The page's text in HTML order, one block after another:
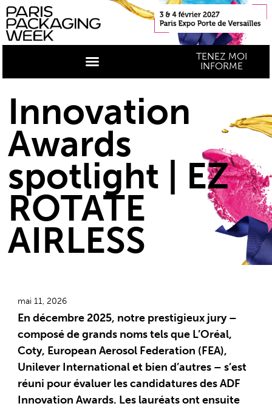
TENEZ MOI
INFORME
Innovation
Awards
spotlight | EZ
ROTATE
AIRLESS
mai 11, 2026
En décembre 2025, notre prestigieux jury –
composé de grands noms tels que L’Oréal,
Coty, European Aerosol Federation (FEA),
Unilever International et bien d’autres – s’est
réuni pour évaluer les candidatures des ADF
Innovation Awards. Les lauréats ont ensuite